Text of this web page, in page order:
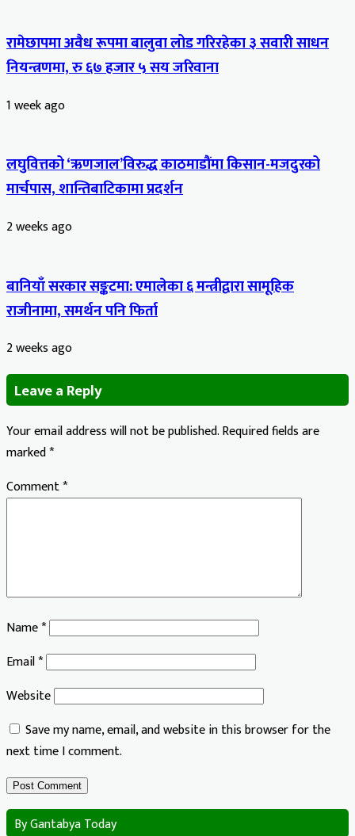
रामेछापमा अवैध रूपमा बालुवा लोड गरिरहेका ३ सवारी साधन
नियन्त्रणमा, रु ६७ हजार ५ सय जरिवाना
1 week ago
लघुवित्तको ‘ऋणजाल’विरुद्ध काठमाडौंमा किसान-मजदुरको
मार्चपास, शान्तिबाटिकामा प्रदर्शन
2 weeks ago
बानियाँ सरकार सङ्कटमा: एमालेका ६ मन्त्रीद्वारा सामूहिक
राजीनामा, समर्थन पनि फिर्ता
2 weeks ago
Leave a Reply
Your email address will not be published.Required fields are
marked*
Comment*
Name*
Email*
Website
Save my name, email, and website in this browser for the
next time I comment.
By Gantabya Today